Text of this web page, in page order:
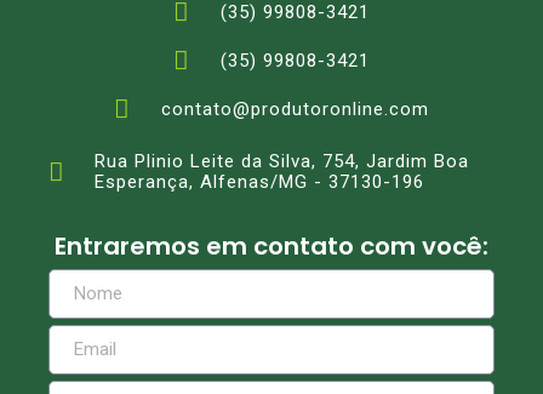
(35) 99808-3421
(35) 99808-3421
contato@produtoronline.com
Rua Plinio Leite da Silva, 754, Jardim Boa
Esperança, Alfenas/MG - 37130-196
Entraremos em contato com você: